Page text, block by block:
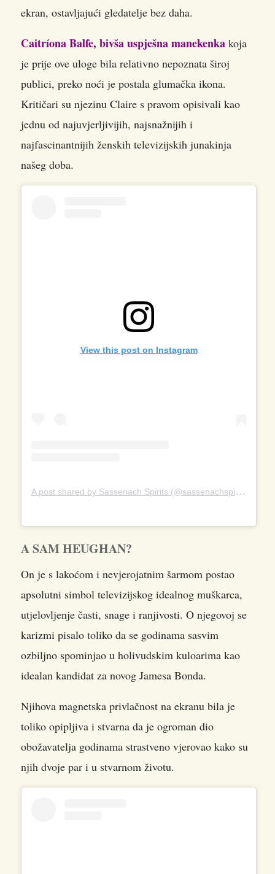
ekran, ostavljajući gledatelje bez daha.
Caitríona Balfe, bivša uspješna manekenka koja
je prije ove uloge bila relativno nepoznata široj
publici, preko noći je postala glumačka ikona.
Kritičari su njezinu Claire s pravom opisivali kao
jednu od najuvjerljivijih, najsnažnijih i
najfascinantnijih ženskih televizijskih junakinja
našeg doba.
View this post on Instagram
A
post shared by Sassenach Spirits (@sassenachspirits)
A SAM HEUGHAN?
On je s lakoćom i nevjerojatnim šarmom postao
apsolutni simbol televizijskog idealnog muškarca,
utjelovljenje časti, snage i ranjivosti. O njegovoj se
karizmi pisalo toliko da se godinama sasvim
ozbiljno spominjao u holivudskim kuloarima kao
idealan kandidat za novog Jamesa Bonda.
Njihova magnetska privlačnost na ekranu bila je
toliko opipljiva i stvarna da je ogroman dio
obožavatelja godinama strastveno vjerovao kako su
njih dvoje par i u stvarnom životu.